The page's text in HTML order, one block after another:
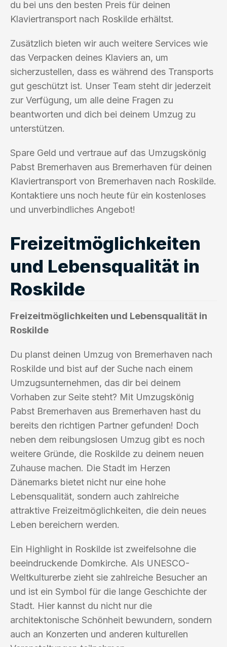
du bei uns den besten Preis für deinen
Klaviertransport nach Roskilde erhältst.
Zusätzlich bieten wir auch weitere Services wie
das Verpacken deines Klaviers an, um
sicherzustellen, dass es während des Transports
gut geschützt ist. Unser Team steht dir jederzeit
zur Verfügung, um alle deine Fragen zu
beantworten und dich bei deinem Umzug zu
unterstützen.
Spare Geld und vertraue auf das Umzugskönig
Pabst Bremerhaven aus Bremerhaven für deinen
Klaviertransport von Bremerhaven nach Roskilde.
Kontaktiere uns noch heute für ein kostenloses
und unverbindliches Angebot!
Freizeitmöglichkeiten
und Lebensqualität in
Roskilde
Freizeitmöglichkeiten und Lebensqualität in
Roskilde
Du planst deinen Umzug von Bremerhaven nach
Roskilde und bist auf der Suche nach einem
Umzugsunternehmen, das dir bei deinem
Vorhaben zur Seite steht? Mit Umzugskönig
Pabst Bremerhaven aus Bremerhaven hast du
bereits den richtigen Partner gefunden! Doch
neben dem reibungslosen Umzug gibt es noch
weitere Gründe, die Roskilde zu deinem neuen
Zuhause machen. Die Stadt im Herzen
Dänemarks bietet nicht nur eine hohe
Lebensqualität, sondern auch zahlreiche
attraktive Freizeitmöglichkeiten, die dein neues
Leben bereichern werden.
Ein Highlight in Roskilde ist zweifelsohne die
beeindruckende Domkirche. Als UNESCO-
Weltkulturerbe zieht sie zahlreiche Besucher an
und ist ein Symbol für die lange Geschichte der
Stadt. Hier kannst du nicht nur die
architektonische Schönheit bewundern, sondern
auch an Konzerten und anderen kulturellen